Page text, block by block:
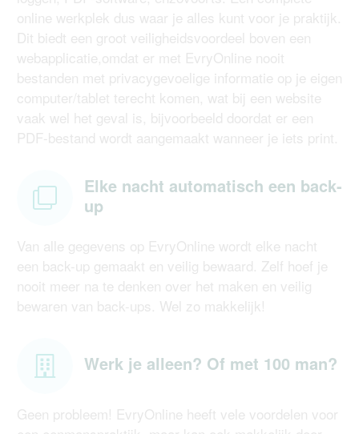
online werkplek dus waar je alles kunt voor je praktijk.
Dit biedt een groot veiligheidsvoordeel boven een
webapplicatie,omdat er met EvryOnline nooit
bestanden met privacygevoelige informatie op je eigen
computer/tablet terecht komen, wat bij een website
vaak wel het geval is, bijvoorbeeld doordat er een
PDF-bestand wordt aangemaakt wanneer je iets print.
Elke nacht automatisch een back-
up
Van alle gegevens op EvryOnline wordt elke nacht
een back-up gemaakt en veilig bewaard. Zelf hoef je
nooit meer na te denken over het maken en veilig
bewaren van back-ups. Wel zo makkelijk!
Werk je alleen? Of met 100 man?
Geen probleem! EvryOnline heeft vele voordelen voor